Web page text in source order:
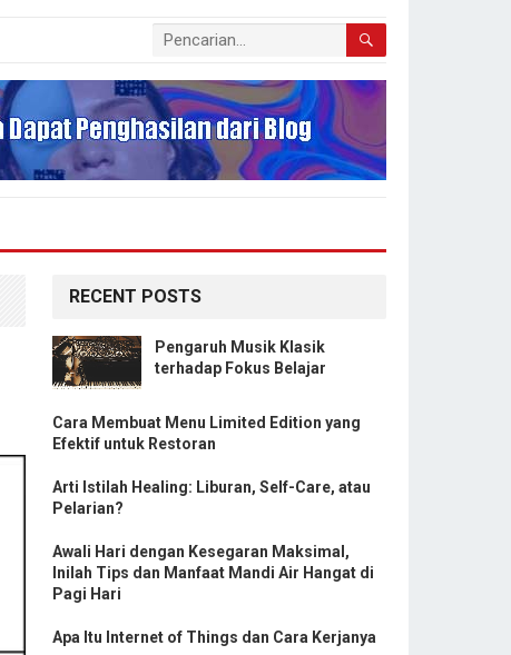
RECENT POSTS
Pengaruh Musik Klasik
terhadap Fokus Belajar
Cara Membuat Menu Limited Edition yang
Efektif untuk Restoran
Arti Istilah Healing: Liburan, Self-Care, atau
Pelarian?
Awali Hari dengan Kesegaran Maksimal,
Inilah Tips dan Manfaat Mandi Air Hangat di
Pagi Hari
Apa Itu Internet of Things dan Cara Kerjanya